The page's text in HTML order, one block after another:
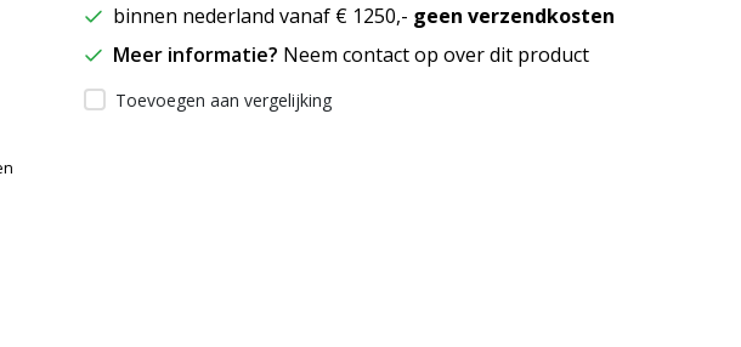
binnen nederland vanaf € 1250,- geen verzendkosten
Meer informatie? Neem contact op over dit product
Toevoegen aan vergelijking